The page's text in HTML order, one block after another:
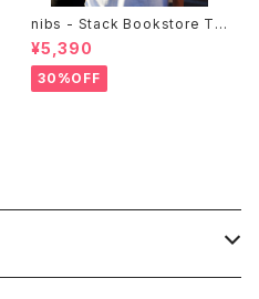
nibs - Stack Bookstore Te
e
¥5,390
30%OFF